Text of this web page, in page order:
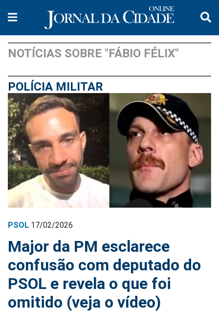
NOTÍCIAS SOBRE "FÁBIO FÉLIX"
POLÍCIA MILITAR
PSOL 17/02/2026
Major da PM esclarece
confusão com deputado do
PSOL e revela o que foi
omitido (veja o vídeo)